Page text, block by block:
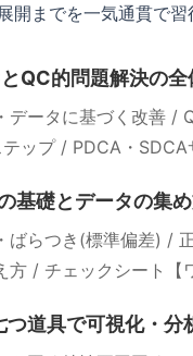
開までを一気通貫で習
QC的問題解決の全
データに基づく改善 /
ップ / PDCA・SDCA
基礎とデータの集
ばらつき(標準偏差) /
方 / チェックシート【
つ道具で可視化・分